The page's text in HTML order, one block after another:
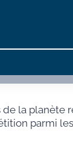
la planète
parmi